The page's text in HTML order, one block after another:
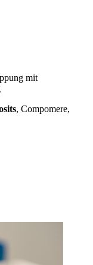
mit
, Compomere,